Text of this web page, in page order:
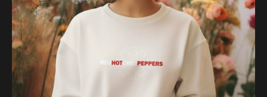
peuvent
être
choisies
sur
la
page